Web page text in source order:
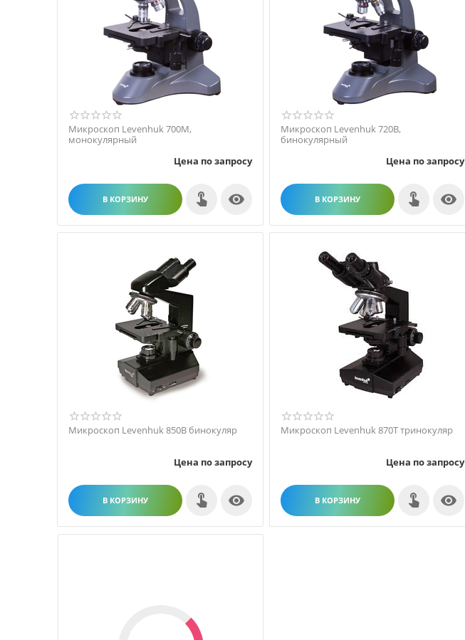
Микроскоп Levenhuk 700M,
монокулярный
Цена по запросу
В КОРЗИНУ 
Микроскоп Levenhuk 720B,
бинокулярный
Цена по запросу
В КОРЗИНУ 
Микроскоп Levenhuk 850B бинокуляр
Цена по запросу
В КОРЗИНУ 
Микроскоп Levenhuk 870T тринокуляр
Цена по запросу
В КОРЗИНУ 